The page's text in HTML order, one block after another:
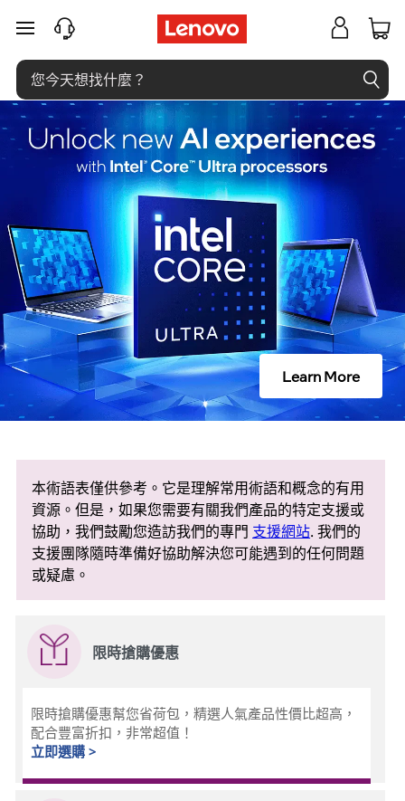
什
麼
是
著
頁
？
跳至主要內容
Learn More
本術語表僅供參考。它是理解常用術語和概念的有用
資源。但是，如果您需要有關我們產品的特定支援或
協助，我們鼓勵您造訪我們的專門 支援網站. 我們的
支援團隊隨時準備好協助解決您可能遇到的任何問題
或疑慮。
限時搶購優惠
限時搶購優惠幫您省荷包，精選人氣產品性價比超高，
配合豐富折扣，非常超值！
立即選購 >